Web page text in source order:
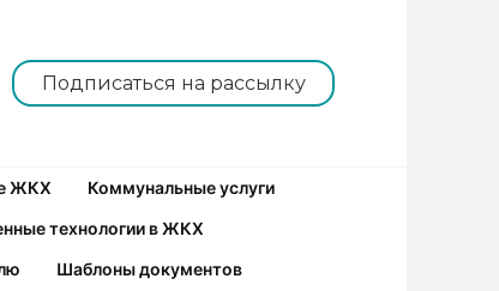
Подписаться на рассылку
ЖКХ
Коммунальные услуги
технологии в ЖКХ
Шаблоны документов